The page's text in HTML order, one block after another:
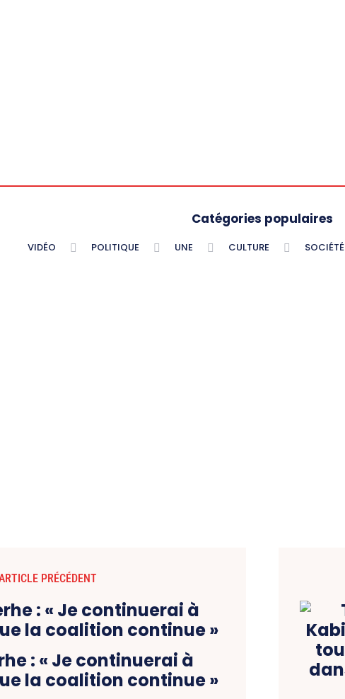
Catégories populaires
VIDÉO POLITIQUE UNE CULTURE SOCIÉTÉ
PRÉCÉDENT
: « Je continuerai à
la coalition continue »